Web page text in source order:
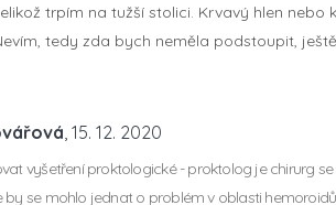
trpím na tužší stolici. Krvavý hlen nebo
tedy zda bych neměla podstoupit,
, 15. 12. 2020
vyšetření proktologické - proktolog je chirurg
by se mohlo jednat o problém v oblasti